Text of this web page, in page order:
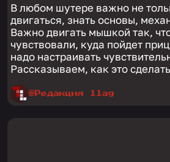
В любом шутере важно не
двигаться, знать основы,
Важно двигать мышкой так,
чувствовали, куда пойдет
надо настраивать
Рассказываем, как это
@Редакция 1lag